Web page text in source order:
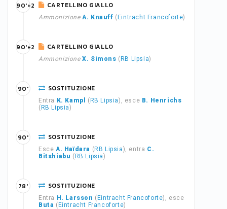
CARTELLINO GIALLO
Ammonizione A. Knauff ( Eintracht Francoforte)
90'+2
CARTELLINO GIALLO
Ammonizione X. Simons ( RB Lipsia)
90'+2
SOSTITUZIONE
Entra K. Kampl ( RB Lipsia), esce B. Henrichs
( RB Lipsia)
90'
SOSTITUZIONE
Esce A. Haïdara ( RB Lipsia), entra C.
Bitshiabu ( RB Lipsia)
90'
SOSTITUZIONE
Entra H. Larsson ( Eintracht Francoforte), esce
Buta ( Eintracht Francoforte)
78'